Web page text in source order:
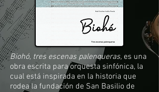
Biohó, tres escenas palenqueras, es una
obra escrita para orquesta sinfónica, la
cual está inspirada en la historia que
rodea la fundación de San Basilio de